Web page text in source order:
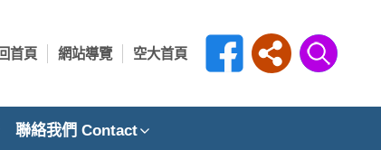
回首頁 網站導覽 空大首頁
聯絡我們 Contact